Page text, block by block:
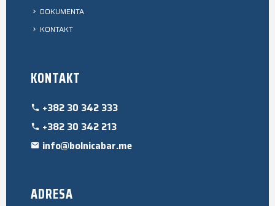
DOKUMENTA
KONTAKT
KONTAKT
+382 30 342 333
+382 30 342 213
info@bolnicabar.me
ADRESA